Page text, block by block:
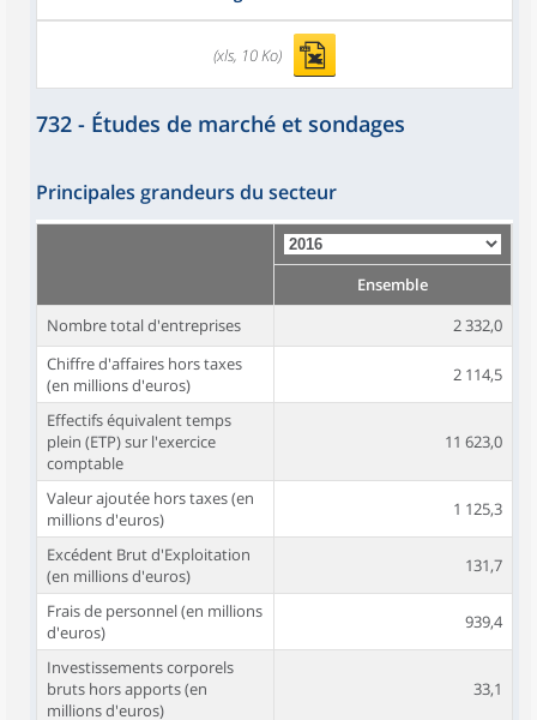
(xls, 10 Ko)
732 - Études de marché et sondages
Principales grandeurs du secteur
Ensemble
Nombre total d'entreprises
2 332,0
Chiffre d'affaires hors taxes
(en millions d'euros)
2 114,5
Effectifs équivalent temps
plein (ETP) sur l'exercice
comptable
11 623,0
Valeur ajoutée hors taxes (en
millions d'euros)
1 125,3
Excédent Brut d'Exploitation
(en millions d'euros)
131,7
Frais de personnel (en millions
d'euros)
939,4
Investissements corporels
bruts hors apports (en
millions d'euros)
33,1